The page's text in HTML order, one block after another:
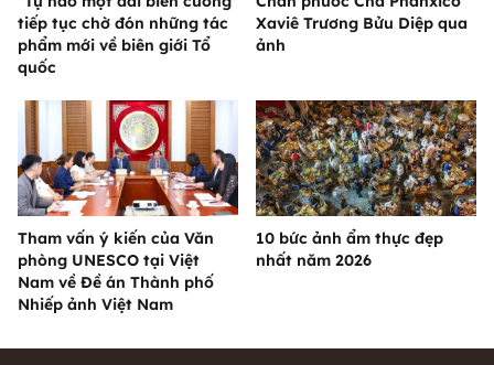
tiếp tục chờ đón những tác
phẩm mới về biên giới Tổ
quốc
Xaviê Trương Bửu Diệp qua
ảnh
Tham vấn ý kiến của Văn
phòng UNESCO tại Việt
Nam về Đề án Thành phố
Nhiếp ảnh Việt Nam
10 bức ảnh ẩm thực đẹp
nhất năm 2026